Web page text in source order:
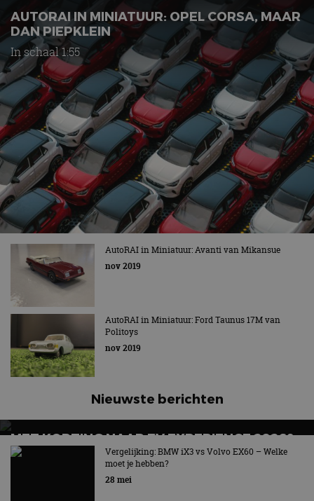
AUTORAI IN MINIATUUR: OPEL CORSA, MAAR
DAN PIEPKLEIN
In schaal 1:55
AutoRAI in Miniatuur: Avanti van Mikansue
nov 2019
AutoRAI in Miniatuur: Ford Taunus 17M van
Politoys
nov 2019
Nieuwste berichten
MET KORTING NAAR EV EXPERIENCE 2026?
AUTORAI REGELT HET!
EV Experience 2026 van 24 tot 26 september
Vergelijking: BMW iX3 vs Volvo EX60 – Welke
moet je hebben?
28 mei